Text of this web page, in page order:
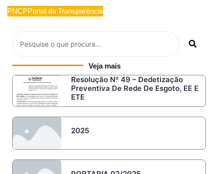
PNCPPortal da Transparência
Veja mais
Resolução Nº 49 – Dedetização
Preventiva De Rede De Esgoto, EE E
ETE
2025